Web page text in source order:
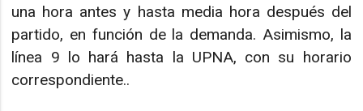
una hora antes y hasta media hora después del
partido, en función de la demanda. Asimismo, la
línea 9 lo hará hasta la UPNA, con su horario
correspondiente..